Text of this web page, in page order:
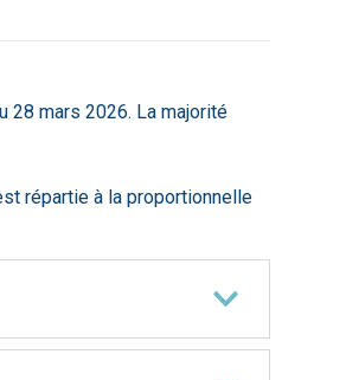
28 mars 2026. La majorité
répartie à la proportionnelle